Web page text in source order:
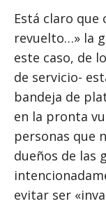
Está claro que
revuelto…» la
este caso, de
de servicio-
bandeja de
en la pronta
personas que
dueños de las
evitar ser